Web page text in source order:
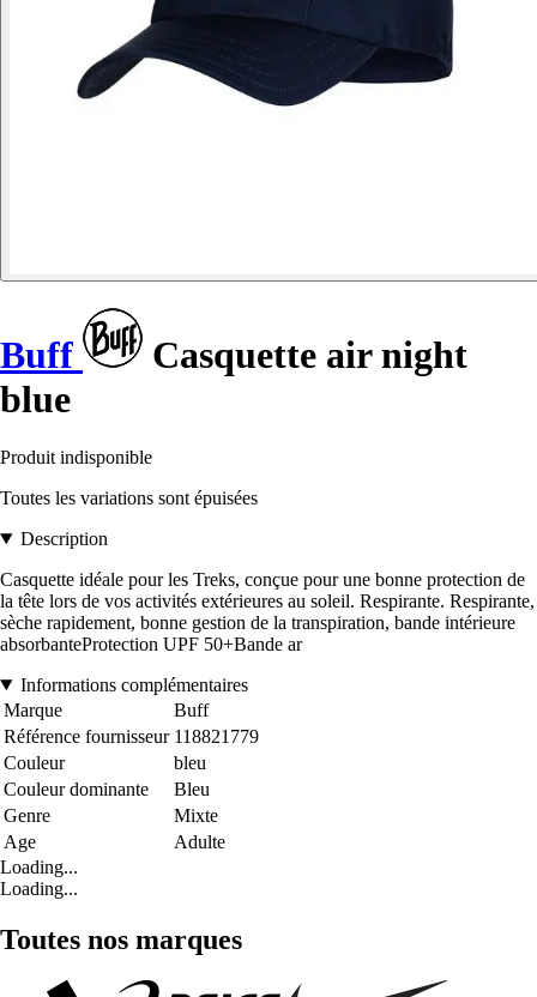
Buff
Casquette air night
blue
Produit indisponible
Toutes les variations sont épuisées
Description
Casquette idéale pour les Treks, conçue pour une bonne protection de
la tête lors de vos activités extérieures au soleil. Respirante. Respirante,
sèche rapidement, bonne gestion de la transpiration, bande intérieure
absorbanteProtection UPF 50+Bande ar
Informations complémentaires
Marque
Buff
Référence fournisseur 118821779
Couleur
bleu
Couleur dominante
Bleu
Genre
Mixte
Age
Adulte
Loading...
Loading...
Toutes nos marques